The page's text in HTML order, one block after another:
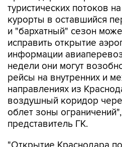
туристических потоков
курорты в оставшийся
и "бархатный" сезон
исправить открытие
информации
недели они могут
рейсы на внутренних и
направлениях из
воздушный коридор
облет зоны
представитель ГК.